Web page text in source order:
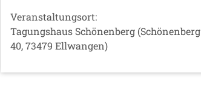
Veranstaltungsort:
Tagungshaus Schönenberg (Schönenberg
40, 73479 Ellwangen)